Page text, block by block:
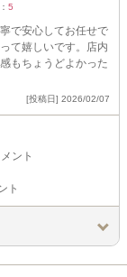
5
で安心してお任せで
て嬉しいです。店内
もちょうどよかった
[投稿日] 2026/02/07
メント
ト